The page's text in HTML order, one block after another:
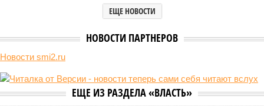
Сюжет:Недвижимость
ЖК «Светлый мир «Станция Л»: та же группа компаний-
схема достройки через Capital Group осенью 2024 года, но
за прошедшие два года результатов, по словам дольщиков,
практически не видно. Поинформациииз профильных
порталов, первую очередь ЖК строители обещают сдать к